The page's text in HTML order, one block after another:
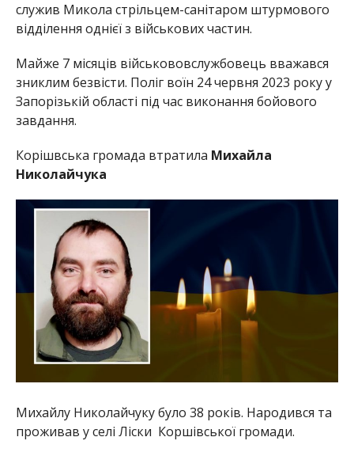
служив Микола стрільцем-санітаром штурмового
відділення однієї з військових частин.
Майже 7 місяців військововслужбовець вважався
зниклим безвісти. Поліг воїн 24 червня 2023 року у
Запорізькій області під час виконання бойового
завдання.
Корішвська громада втратила Михайла
Николайчука
Михайлу Николайчуку було 38 років. Народився та
проживав у селі Ліски Коршівської громади.